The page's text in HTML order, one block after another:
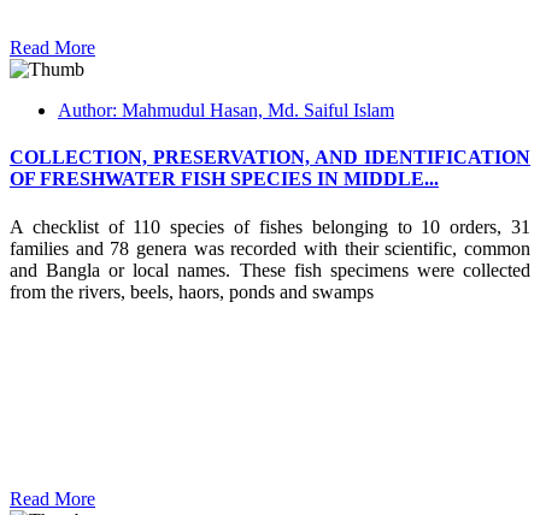
Read More
Author: Mahmudul Hasan, Md. Saiful Islam
COLLECTION, PRESERVATION, AND IDENTIFICATION
OF FRESHWATER FISH SPECIES IN MIDDLE...
A checklist of 110 species of fishes belonging to 10 orders, 31
families and 78 genera was recorded with their scientific, common
and Bangla or local names. These fish specimens were collected
from the rivers, beels, haors, ponds and swamps
Read More